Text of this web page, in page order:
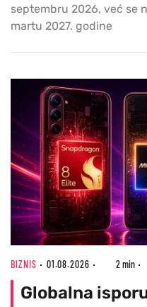
septembru 2026, već se
martu 2027. godine
BIZNIS 01.08.2026 2 min
Globalna